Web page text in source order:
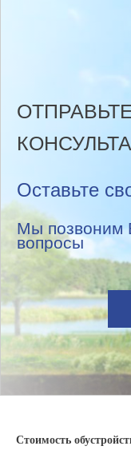
Оставьте
Мы позвоним
вопросы
Стоимость